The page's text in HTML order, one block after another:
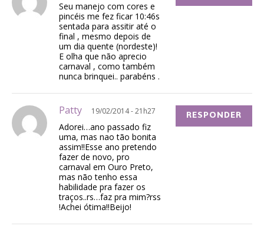
Seu manejo com cores e
pincéis me fez ficar 10:46s
sentada para assitir até o
final , mesmo depois de
um dia quente (nordeste)!
E olha que não aprecio
carnaval , como também
nunca brinquei.. parabéns .
Patty 19/02/2014 - 21h27
Adorei…ano passado fiz
uma, mas nao tão bonita
assim!!Esse ano pretendo
fazer de novo, pro
carnaval em Ouro Preto,
mas não tenho essa
habilidade pra fazer os
traços..rs…faz pra mim?rss
!Achei ótima!!Beijo!
RESPONDER